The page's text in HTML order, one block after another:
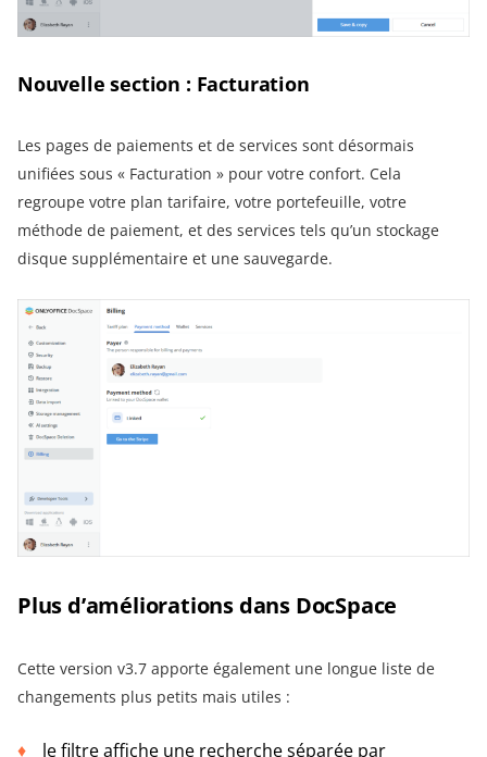
Nouvelle section : Facturation
Les pages de paiements et de services sont désormais
unifiées sous « Facturation » pour votre confort. Cela
regroupe votre plan tarifaire, votre portefeuille, votre
méthode de paiement, et des services tels qu’un stockage
disque supplémentaire et une sauvegarde.
Plus d’améliorations dans DocSpace
Cette version v3.7 apporte également une longue liste de
changements plus petits mais utiles :
le filtre affiche une recherche séparée par